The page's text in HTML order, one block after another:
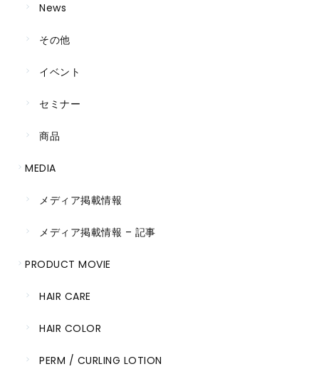
News
その他
イベント
セミナー
商品
MEDIA
メディア掲載情報
メディア掲載情報 – 記事
PRODUCT MOVIE
HAIR CARE
HAIR COLOR
PERM / CURLING LOTION